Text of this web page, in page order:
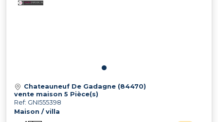
Chateauneuf De Gadagne (84470)
vente maison 5 Pièce(s)
Ref: GNI555398
Maison / villa